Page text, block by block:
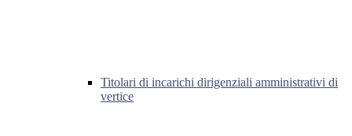
Titolari di incarichi dirigenziali amministrativi di
vertice